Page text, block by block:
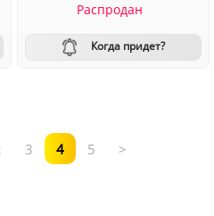
Распродан
Когда придет?
3 4 5 >